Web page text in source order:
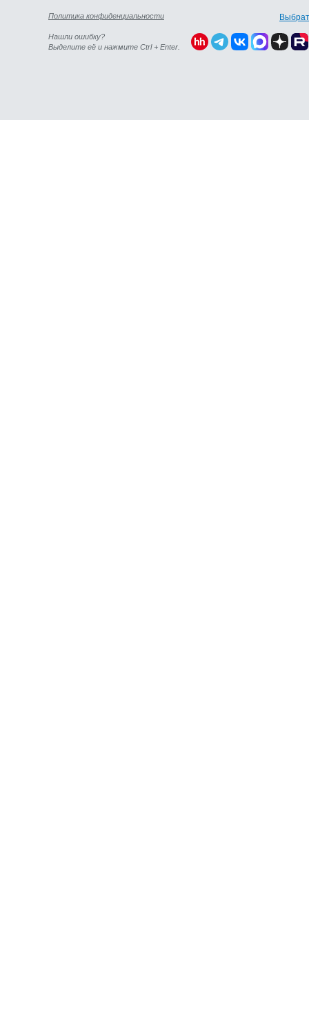
Политика конфиденциальности
Нашли ошибку?
Выделите её и нажмите Ctrl + Enter.